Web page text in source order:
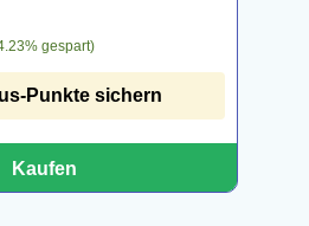
gespart)
Punkte sichern
Kaufen